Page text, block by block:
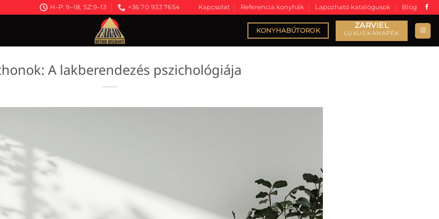
H-P: 9–18, SZ:9–13 +36 70 933 7654 Kapcsolat Referencia konyhák Lapozható katalógusok Blog
KONYHABÚTOROK
A lakberendezés pszichológiája